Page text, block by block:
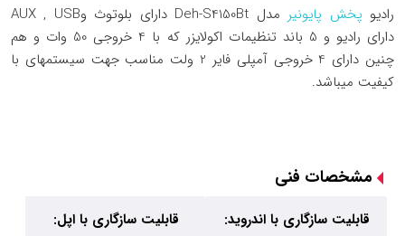
رادیو پخش پایونیر
مدل Deh-S4150Bt دارای بلوتوث وAUX , USB
دارای رادیو و 5 باند تنظیمات اکولایزر که با 4 خروجی 50 وات و هم
چنین دارای 4 خروجی آمپلی فایر 2 ولت مناسب جهت سیستمهای با
کیفیت میباشد.
مشخصات فنی
قابلیت سازگاری با اندروید: قابلیت سازگاری با اپل: